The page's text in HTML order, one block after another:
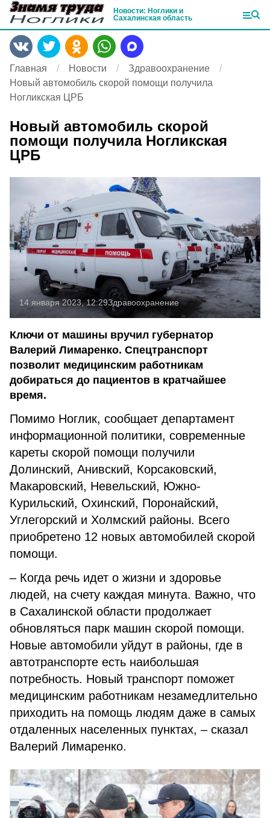
Новости: Ноглики и
Сахалинская область
Главная Новости
Здравоохранение
Новый автомобиль скорой помощи получила
Ногликская ЦРБ
Новый автомобиль скорой
помощи получила Ногликская
ЦРБ
14 января 2023, 12:29Здравоохранение
Ключи от машины вручил губернатор
Валерий Лимаренко. Спецтранспорт
позволит медицинским работникам
добираться до пациентов в кратчайшее
время.
Помимо Ноглик, сообщает департамент
информационной политики, современные
кареты скорой помощи получили
Долинский, Анивский, Корсаковский,
Макаровский, Невельский, Южно-
Курильский, Охинский, Поронайский,
Углегорский и Холмский районы. Всего
приобретено 12 новых автомобилей скорой
помощи.
– Когда речь идет о жизни и здоровье
людей, на счету каждая минута. Важно, что
в Сахалинской области продолжает
обновляться парк машин скорой помощи.
Новые автомобили уйдут в районы, где в
автотранспорте есть наибольшая
потребность. Новый транспорт поможет
медицинским работникам незамедлительно
приходить на помощь людям даже в самых
отдаленных населенных пунктах, – сказал
Валерий Лимаренко.